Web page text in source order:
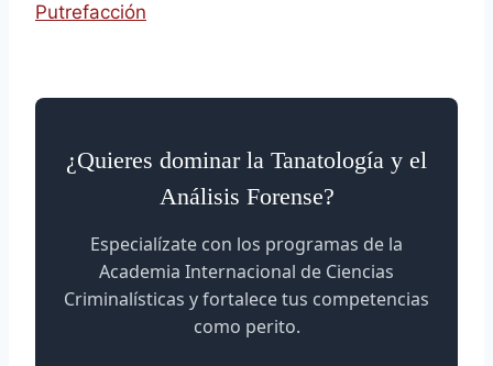
Putrefacción
¿Quieres dominar la Tanatología y el
Análisis Forense?
Especialízate con los programas de la
Academia Internacional de Ciencias
Criminalísticas y fortalece tus competencias
como perito.